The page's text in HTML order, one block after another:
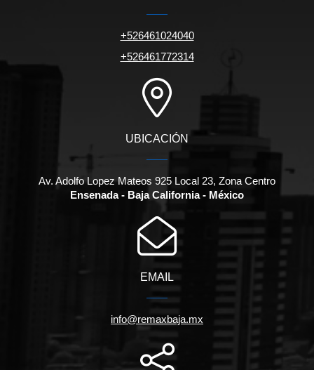
+526461024040
+526461772314
UBICACIÓN
Av. Adolfo Lopez Mateos 925 Local 23, Zona Centro
Ensenada - Baja California - México
EMAIL
info@remaxbaja.mx